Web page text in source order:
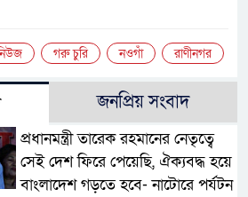
গরু চুরি নওগাঁ রাণীনগর
জনপ্রিয় সংবাদ
প্রধানমন্ত্রী তারেক রহমানের নেতৃত্বে
সেই দেশ ফিরে পেয়েছি, ঐক্যবদ্ধ হয়ে
বাংলাদেশ গড়তে হবে- নাটোরে পর্যটন